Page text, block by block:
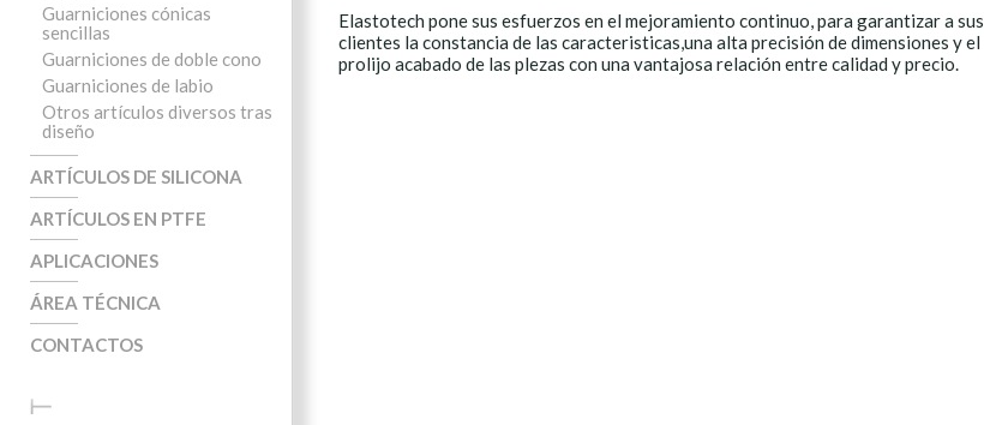
Guarniciones cónicas
sencillas
Guarniciones de doble cono
Guarniciones de labio
Otros artículos diversos tras
diseño
ARTÍCULOS DE SILICONA
ARTÍCULOS EN PTFE
APLICACIONES
ÁREA TÉCNICA
CONTACTOS
Elastotech pone sus esfuerzos en el mejoramiento continuo, para garantizar a sus
clientes la constancia de las caracteristicas,una alta precisión de dimensiones y el
prolijo acabado de las plezas con una vantajosa relación entre calidad y precio.